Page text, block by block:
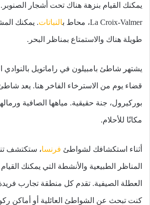
La Croix-Valmer، محاط ب النباتات. يمكنك
طويلة هناك والاستمتاع بمناظر البحر.
يشتهر شاطئ بامبيلون في راماتويل بالنوادي
قضاء يوم من الاسترخاء الفاخر هنا. يعد
بوركيرول، جنة حقيقية. مياهها الصافية
مكانًا للأحلام.
أثناء استكشافك لشواطئ فرنسا، ستكتشف
المناظر الطبيعية والأنشطة التي يمكنك
العطلة الصيفية. تقدم كل منطقة تجارب
كنت تبحث عن الشواطئ العائلية أو أماكن